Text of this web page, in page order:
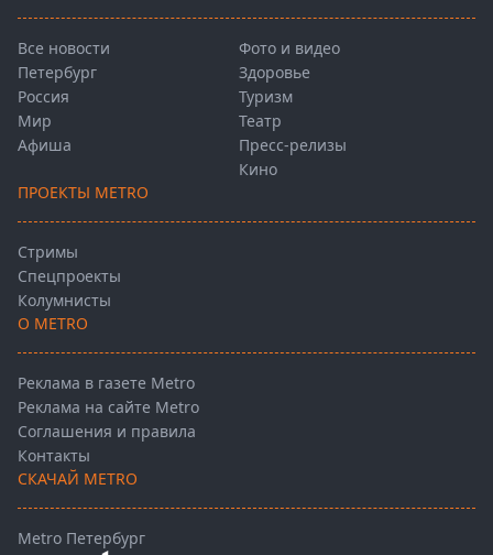
Все новости
Петербург
Россия
Мир
Афиша
Фото и видео
Здоровье
Туризм
Театр
Пресс-релизы
Кино
ПРОЕКТЫ METRO
Стримы
Спецпроекты
Колумнисты
О METRO
Реклама в газете Metro
Реклама на сайте Metro
Соглашения и правила
Контакты
СКАЧАЙ METRO
Metro Петербург